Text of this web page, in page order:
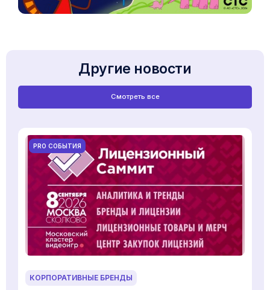
Другие новости
Смотреть все
PRO СОБЫТИЯ
КОРПОРАТИВНЫЕ БРЕНДЫ